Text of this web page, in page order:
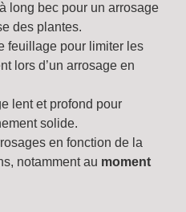
long bec pour un arrosage
des plantes.
feuillage pour limiter les
lors d’un arrosage en
lent et profond pour
solide.
en fonction de la
notamment au moment